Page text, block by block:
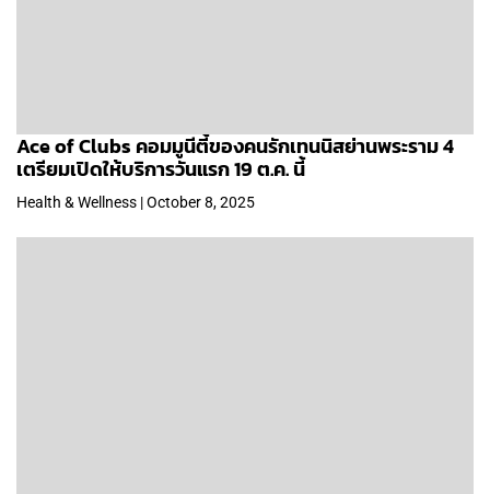
Ace of Clubs คอมมูนีตี้ของคนรักเทนนิสย่านพระราม 4
เตรียมเปิดให้บริการวันแรก 19 ต.ค. นี้
Health & Wellness | October 8, 2025